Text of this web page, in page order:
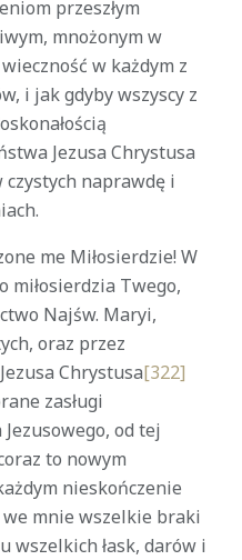
przeszłym
mnożonym w
w każdym z
i jak gdyby wszyscy z
Jezusa Chrystusa
czystych naprawdę i
me Miłosierdzie! W
miłosierdzia Twego,
Najśw. Maryi,
oraz przez
Chrystusa[322]
zasługi
od tej
to nowym
nieskończenie
we mnie wszelkie braki
wszelkich łask, darów i